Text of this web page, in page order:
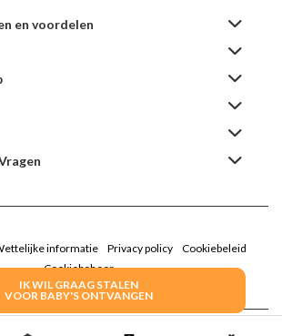
IK WIL GRAAG STALEN
VOOR BABY'S ONTVANGEN
en voordelen
informatie Privacy policy
Cookiebeleid
Cookiebeheer